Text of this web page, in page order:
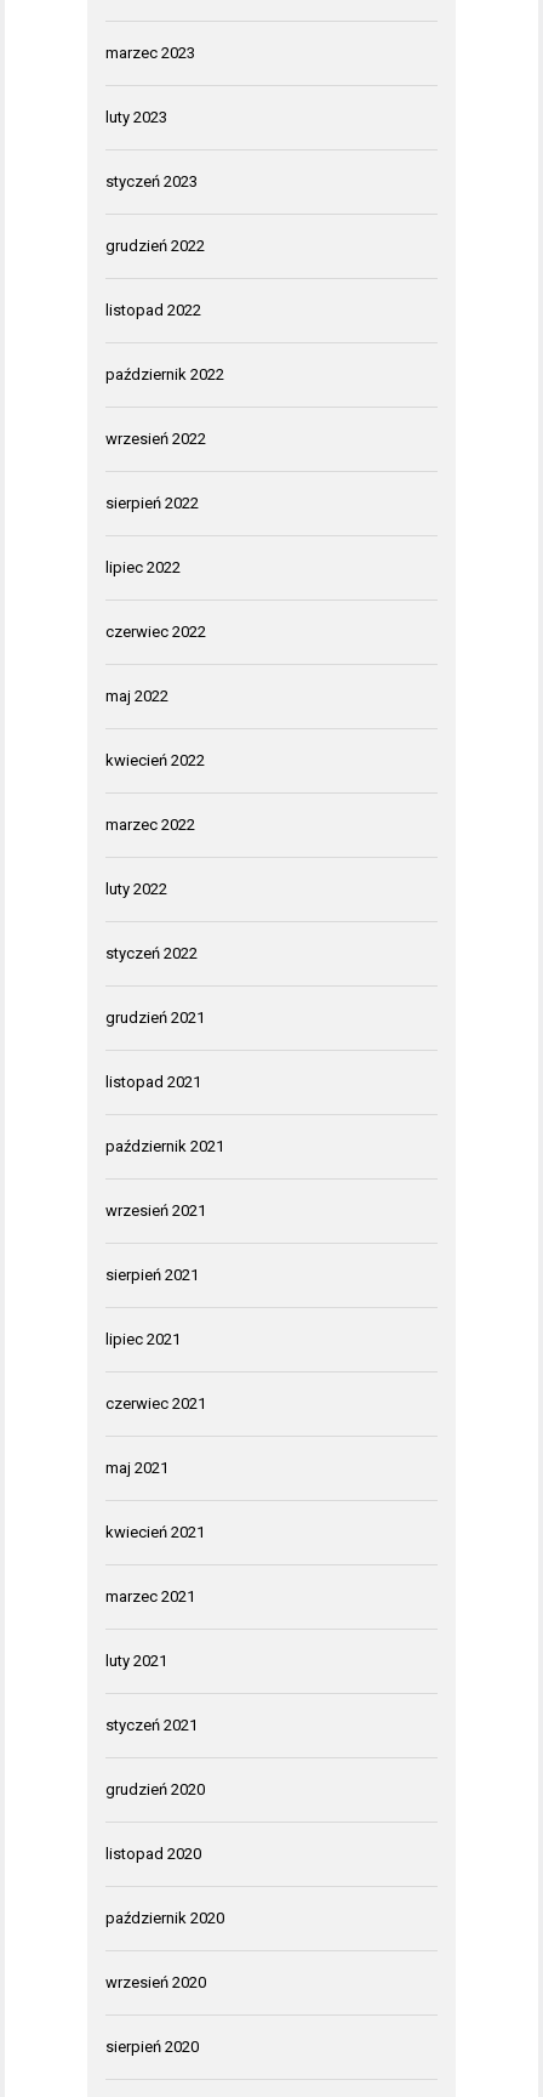
marzec 2023
luty 2023
styczeń 2023
grudzień 2022
listopad 2022
październik 2022
wrzesień 2022
sierpień 2022
lipiec 2022
czerwiec 2022
maj 2022
kwiecień 2022
marzec 2022
luty 2022
styczeń 2022
grudzień 2021
listopad 2021
październik 2021
wrzesień 2021
sierpień 2021
lipiec 2021
czerwiec 2021
maj 2021
kwiecień 2021
marzec 2021
luty 2021
styczeń 2021
grudzień 2020
listopad 2020
październik 2020
wrzesień 2020
sierpień 2020